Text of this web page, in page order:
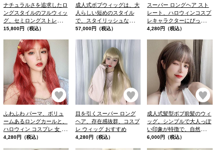
ナチュラルさを追求したロ
ングスタイルのフルウィッ
グ、セミロングストレート
ウィッグは、自然な前髪と
オススメなウィッグです。
15,800円（税込）
成人式ボブウィッグは、大
人らしい短めのスタイル
で、スタイリッシュな印象
を与えます。短めのショー
に、小顔効果とデカ目要素
がいーっぱい。
57,000円（税込）
スーパー ロングヘア スト
レート、ハロウィンコスプ
レキャラクターにぴったり
のウィッグ。
4,280円（税込）
お気に入り
ふわふわ パーマ、ボリュ
ームあるロングカールと、
ハロウィン コスプレ 女 か
わいい、女性らしい華やか
4,280円（税込）
お気に入り
目を引くスーパー ロング
ヘア、存在感抜群、コスプ
レ ウィッグ おすすめ
4,280円（税込）
お
成人式髪型ボブ前髪のウィ
ッグ。シンプルで大人っぽ
い印象が特徴で、自然な仕
上がりが魅力です。
6,000円（税込）